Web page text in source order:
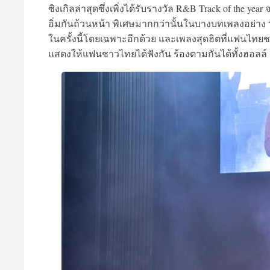
ซิงเกิลล่าสุดซึ่งเพิ่งได้รับรางวัล R&B Track of the
อิ่มกันถ้วนหน้า พิเศษมากกว่านั้นในบางบทเพลงอย่าง
ในครั้งนี้โดยเฉพาะอีกด้วย และเพลงสุดฮิตที่แฟนไทยช
แสดงให้แฟนชาวไทยได้ฟังกัน ร้องตามกันได้ทั้งฮอลล์